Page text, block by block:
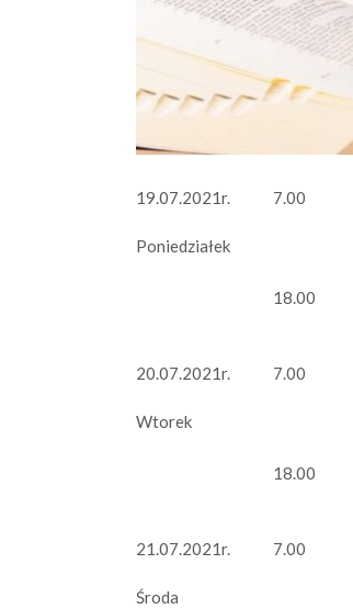
19.07.2021r.
Poniedziałek
7.00
18.00
20.07.2021r.
Wtorek
7.00
18.00
21.07.2021r.
Środa
7.00